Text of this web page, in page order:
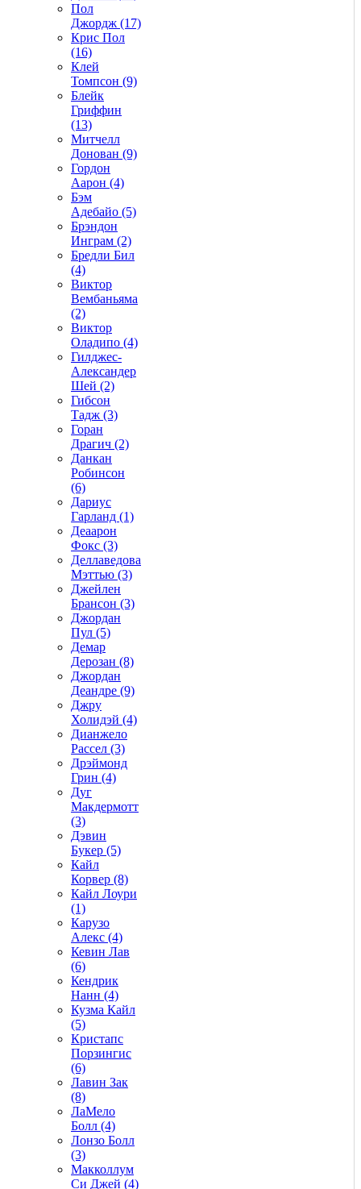
Пол
Джордж (17)
Крис Пол
(16)
Клей
Томпсон (9)
Блейк
Гриффин
(13)
Митчелл
Донован (9)
Гордон
Аарон (4)
Бэм
Адебайо (5)
Брэндон
Инграм (2)
Бредли Бил
(4)
Виктор
Вембаньяма
(2)
Виктор
Оладипо (4)
Гилджес-
Александер
Шей (2)
Гибсон
Тадж (3)
Горан
Драгич (2)
Данкан
Робинсон
(6)
Дариус
Гарланд (1)
Деаарон
Фокс (3)
Деллаведова
Мэттью (3)
Джейлен
Брансон (3)
Джордан
Пул (5)
Демар
Дерозан (8)
Джордан
Деандре (9)
Джру
Холидэй (4)
Дианжело
Рассел (3)
Дрэймонд
Грин (4)
Дуг
Макдермотт
(3)
Дэвин
Букер (5)
Кайл
Корвер (8)
Кайл Лоури
(1)
Карузо
Алекс (4)
Кевин Лав
(6)
Кендрик
Нанн (4)
Кузма Кайл
(5)
Кристапс
Порзингис
(6)
Лавин Зак
(8)
ЛаМело
Болл (4)
Лонзо Болл
(3)
Макколлум
Си Джей (4)